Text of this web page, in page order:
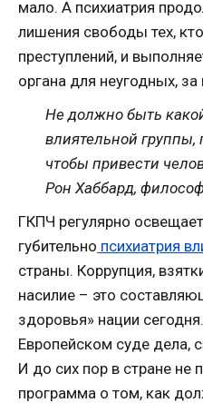
мало. А психиатрия
лишения свободы тех,
преступлений, и
органа для неугодных,
Не должно быть
влиятельной группы,
чтобы привести
Рон Хаббард,
ГКПЧ регулярно
губительно психиатрия
страны. Коррупция,
насилие – это
здоровья» нации
Европейском суде дела,
И до сих пор в стране не
программа о том, как